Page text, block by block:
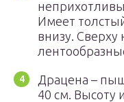
Имеет
внизу.
Драцена –
40 см.